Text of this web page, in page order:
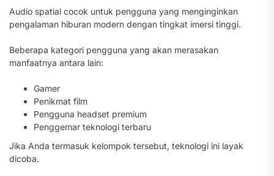
Audio spatial cocok untuk pengguna yang menginginkan
pengalaman hiburan modern dengan tingkat imersi tinggi.
Beberapa kategori pengguna yang akan merasakan
manfaatnya antara lain:
Gamer
Penikmat film
Pengguna headset premium
Penggemar teknologi terbaru
Jika Anda termasuk kelompok tersebut, teknologi ini layak
dicoba.